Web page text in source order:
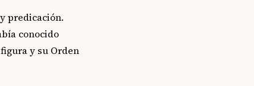
predicación.
conocido
y su Orden